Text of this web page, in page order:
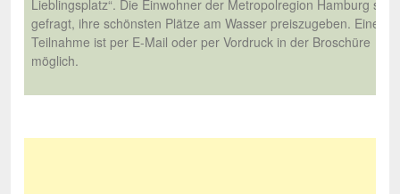
Lieblingsplatz“. Die Einwohner der Metropolregion Hamburg sind
gefragt, ihre schönsten Plätze am Wasser preiszugeben. Eine
Teilnahme ist per E-Mail oder per Vordruck in der Broschüre
möglich.